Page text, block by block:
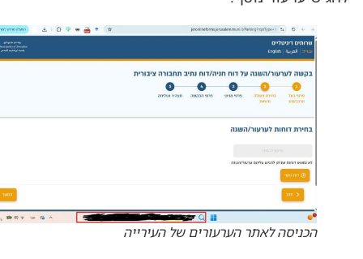
הכניסה לאתר הערעורים של העירייה